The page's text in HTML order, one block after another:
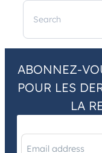
ABONNEZ-
POUR LES
LA